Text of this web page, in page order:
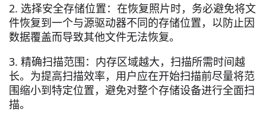
2. 选择安全存储位置：在恢复照片时，务必避免将文
件恢复到一个与源驱动器不同的存储位置，以防止因
数据覆盖而导致其他文件无法恢复。
3. 精确扫描范围：内存区域越大，扫描所需时间越
长。为提高扫描效率，用户应在开始扫描前尽量将范
围缩小到特定位置，避免对整个存储设备进行全面扫
描。